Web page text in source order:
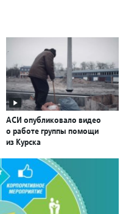
АСИ опубликовало видео
о работе группы помощи
из Курска